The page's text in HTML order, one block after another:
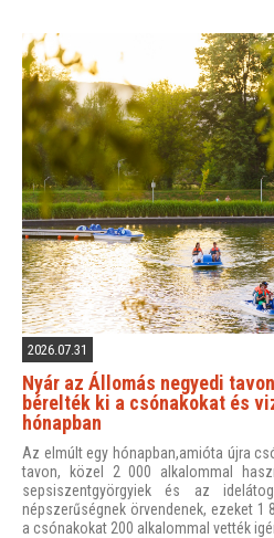
2026.07.31
Nyár az Állomás negyedi
bérelték ki a csónakokat és
hónapban
Az elmúlt egy hónapban,amióta újra
tavon, közel 2 000 alkalommal
sepsiszentgyörgyiek és az
népszerűségnek örvendenek, ezeket 1
a csónakokat 200 alkalommal vették